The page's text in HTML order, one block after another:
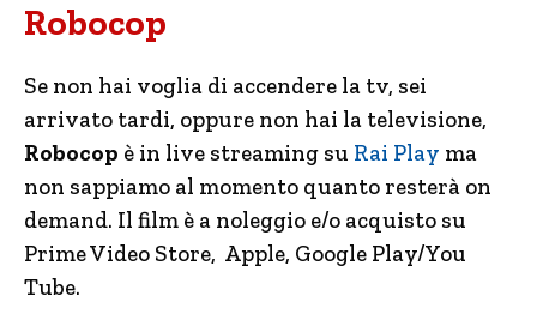
Robocop
Se non hai voglia di accendere la tv, sei
arrivato tardi, oppure non hai la televisione,
Robocop è in live streaming su Rai Play ma
non sappiamo al momento quanto resterà on
demand. Il film è a noleggio e/o acquisto su
Prime Video Store, Apple, Google Play/You
Tube.